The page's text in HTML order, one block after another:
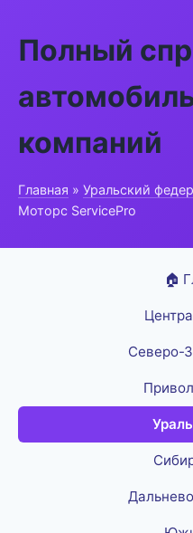
Полный
компаний
Главная » Уральский
Моторс ServicePro
🏠
Северо-